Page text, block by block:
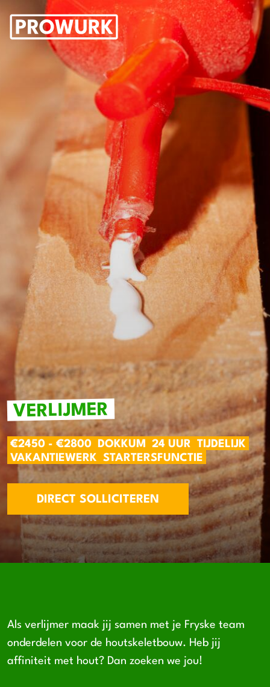
VERLIJMER
€2450 - €2800 DOKKUM 24 UUR
TIJDELIJK
VAKANTIEWERK
STARTERSFUNCTIE
DIRECT SOLLICITEREN
Als verlijmer maak jij samen met je Fryske team
onderdelen voor de houtskeletbouw. Heb jij
affiniteit met hout? Dan zoeken we jou!